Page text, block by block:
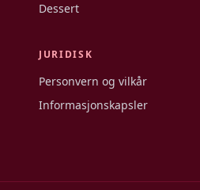
Dessert
JURIDISK
Personvern og vilkår
Informasjonskapsler